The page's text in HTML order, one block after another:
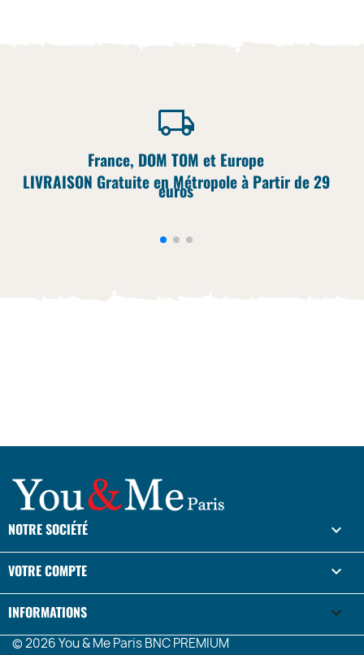
France, DOM TOM et Europe
LIVRAISON Gratuite en Métropole à Partir de 29
euros
NOTRE SOCIÉTÉ 
VOTRE COMPTE 
INFORMATIONS keyboard_arrow_down
© 2026 You & Me Paris BNC PREMIUM